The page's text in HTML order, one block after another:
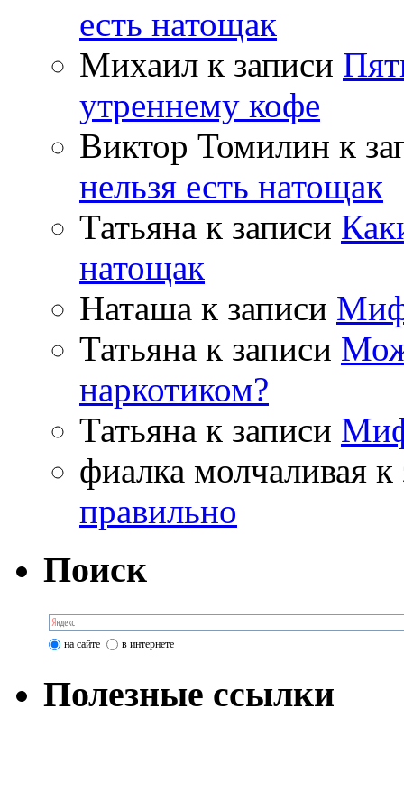
есть натощак
Михаил к записи
утреннему кофе
Виктор Томилин к
нельзя есть натощак
Татьяна к записи
натощак
Наташа к записи
Татьяна к записи
наркотиком?
Татьяна к записи
фиалка молчаливая к
правильно
Поиск
на сайте в интернете
Полезные ссылки